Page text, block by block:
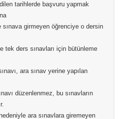
tarihlerde başvuru yapmak
girmeyen öğrenciye o dersin
tek ders sınavları için bütünleme
ara sınav yerine yapılan
düzenlenmez, bu sınavların
ara sınavlara giremeyen